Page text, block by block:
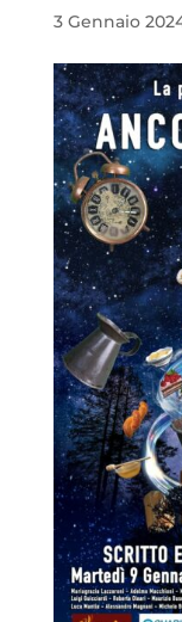
3 Gennaio